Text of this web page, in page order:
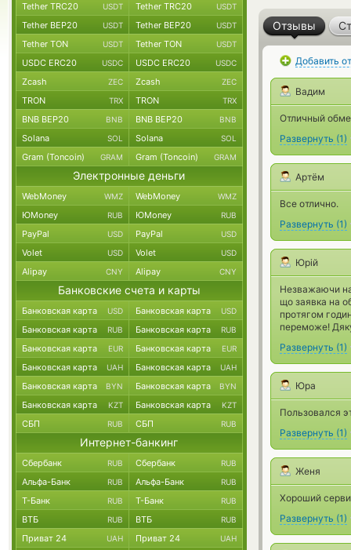
Отзывы
Добавить
Вадим
Отличный
Развернуть (1)
Артём
Все отлично.
Развернуть (1)
Юрій
Незважаючи
що заявка на
протягом
переможе!
Развернуть (1)
Юра
Пользовался
Развернуть (1)
Женя
Хороший
Развернуть (1)
Tether TRC20 USDT Tether TRC20 USDT
Tether BEP20 USDT Tether BEP20 USDT
Tether TON USDT Tether TON USDT
USDC ERC20 USDC USDC ERC20 USDC
Zcash ZEC Zcash ZEC
TRON TRX TRON TRX
BNB BEP20 BNB BNB BEP20 BNB
Solana SOL Solana SOL
Gram (Toncoin) GRAM Gram (Toncoin) GRAM
Электронные деньги
WebMoney WMZ WebMoney WMZ
ЮMoney RUB ЮMoney RUB
PayPal USD PayPal USD
Volet USD Volet USD
Alipay CNY Alipay CNY
Банковские счета и карты
Банковская карта USD Банковская карта USD
Банковская карта RUB Банковская карта RUB
Банковская карта EUR Банковская карта EUR
Банковская карта UAH Банковская карта UAH
Банковская карта BYN Банковская карта BYN
Банковская карта KZT Банковская карта KZT
СБП RUB СБП RUB
Интернет-банкинг
Сбербанк RUB Сбербанк RUB
Альфа-Банк RUB Альфа-Банк RUB
Т-Банк RUB Т-Банк RUB
ВТБ RUB ВТБ RUB
Приват 24 UAH Приват 24 UAH